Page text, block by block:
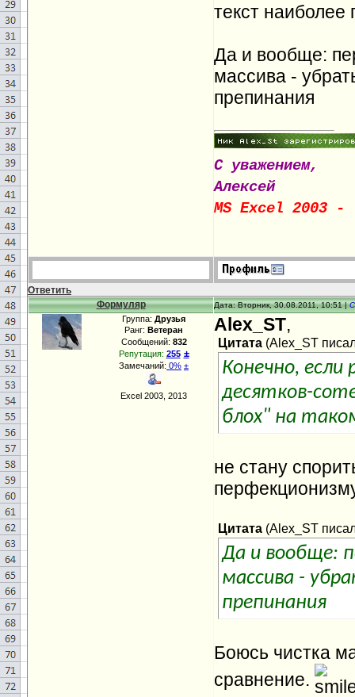
текст наиболее
Да и вообще:
массива -
препинания
С уважением,
Алексей
MS Excel 2003
Ответить
Формуляр
Дата: Вторник, 30.08.2011, 10:51 |
Группа: Друзья
Ранг: Ветеран
Сообщений: 832
Репутация: 255 ±
Замечаний: 0% ±
Excel 2003, 2013
Alex_ST,
Цитата (Alex_ST
Конечно, если
десятков-
блох" на
не стану
Цитата (Alex_ST
Да и вообще:
массива -
препинания
Боюсь чистка
сравнение.